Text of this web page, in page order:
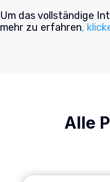
Um das vollständige
mehr zu erfahren,
Alle